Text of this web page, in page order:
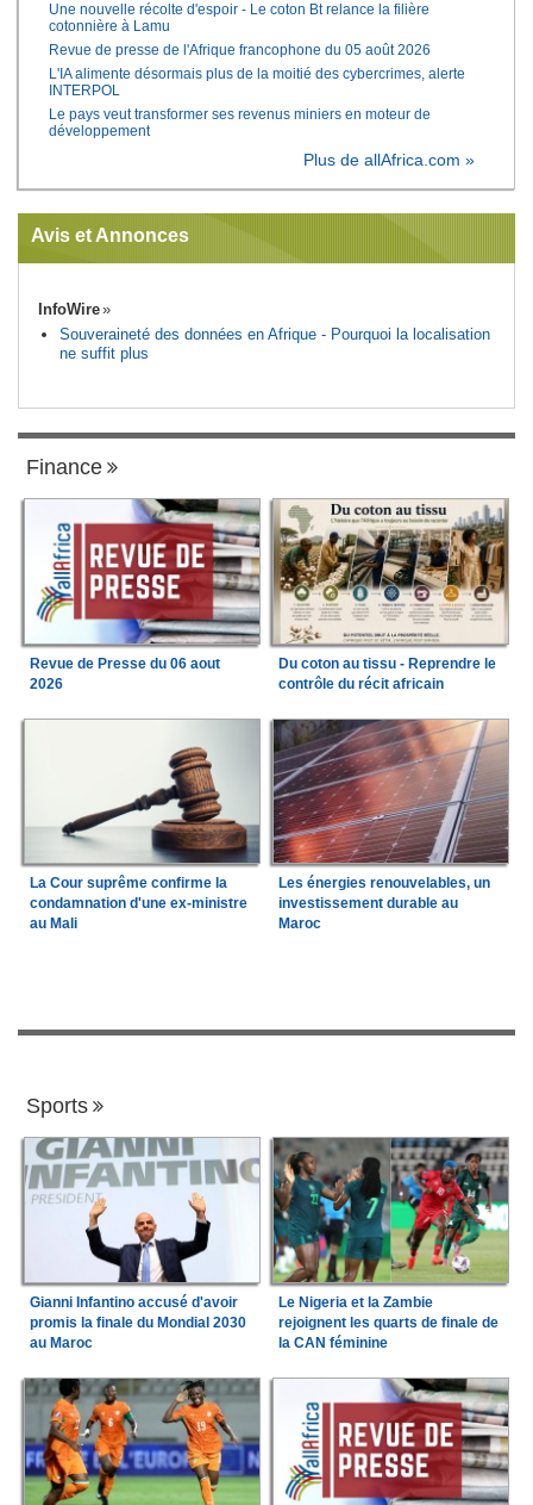
Une nouvelle récolte d'espoir - Le coton Bt relance la filière
cotonnière à Lamu
Revue de presse de l'Afrique francophone du 05 août 2026
L'IA alimente désormais plus de la moitié des cybercrimes, alerte
INTERPOL
Le pays veut transformer ses revenus miniers en moteur de
développement
Plus de allAfrica.com »
Avis et Annonces
InfoWire
Souveraineté des données en Afrique - Pourquoi la localisation
ne suffit plus
Finance
Revue de Presse du 06 aout
2026
Du coton au tissu - Reprendre le
contrôle du récit africain
La Cour suprême confirme la
condamnation d'une ex-ministre
au Mali
Les énergies renouvelables, un
investissement durable au
Maroc
Sports
Gianni Infantino accusé d'avoir
promis la finale du Mondial 2030
au Maroc
Le Nigeria et la Zambie
rejoignent les quarts de finale de
la CAN féminine